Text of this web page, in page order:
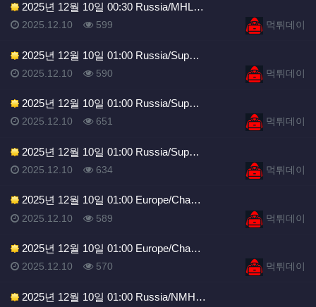
2025년 12월 10일 00:30 Russia/MHL…
등록자먹튀데이
등록일
2025.12.10 조회
599
2025년 12월 10일 01:00 Russia/Sup…
등록자먹튀데이
등록일
2025.12.10 조회
590
2025년 12월 10일 01:00 Russia/Sup…
등록자먹튀데이
등록일
2025.12.10 조회
651
2025년 12월 10일 01:00 Russia/Sup…
등록자먹튀데이
등록일
2025.12.10 조회
634
2025년 12월 10일 01:00 Europe/Cha…
등록자먹튀데이
등록일
2025.12.10 조회
589
2025년 12월 10일 01:00 Europe/Cha…
등록자먹튀데이
등록일
2025.12.10 조회
570
2025년 12월 10일 01:00 Russia/NMH…